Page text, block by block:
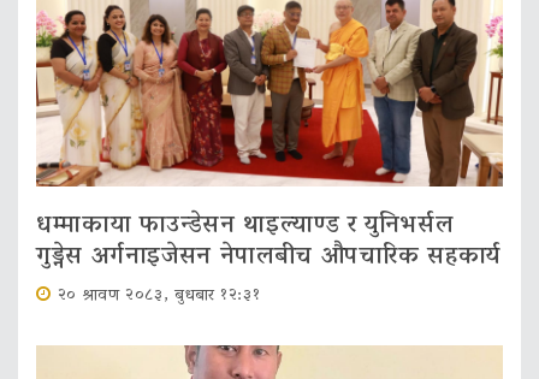
धम्माकाया फाउन्डेसन थाइल्याण्ड र युनिभर्सल
गुड्नेस अर्गनाइजेसन नेपालबीच औपचारिक सहकार्य
२० श्रावण २०८३, बुधबार १२:३१